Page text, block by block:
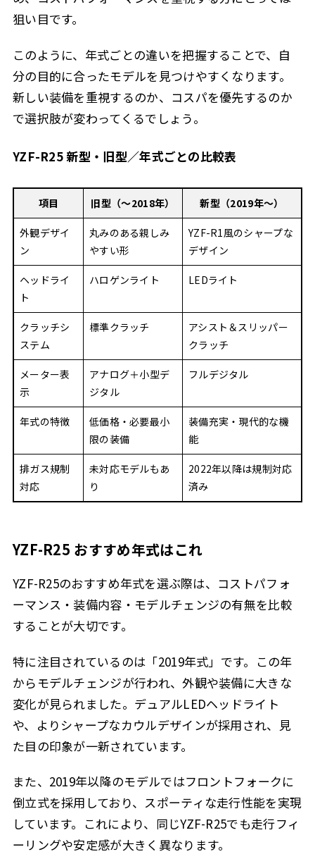
狙い目です。
このように、年式ごとの違いを把握することで、自
分の目的に合ったモデルを見つけやすくなります。
新しい装備を重視するのか、コスパを優先するのか
で選択肢が変わってくるでしょう。
YZF-R25 新型・旧型／年式ごとの比較表
項目 旧型（〜2018年） 新型（2019年〜）
外観デザイ
ン
丸みのある親しみ
やすい形
YZF-R1風のシャープな
デザイン
ヘッドライ
ト
ハロゲンライト LEDライト
クラッチシ
ステム
標準クラッチ
アシスト＆スリッパー
クラッチ
メーター表
示
アナログ＋小型デ
ジタル
フルデジタル
年式の特徴
低価格・必要最小
限の装備
装備充実・現代的な機
能
排ガス規制
対応
未対応モデルもあ
り
2022年以降は規制対応
済み
YZF-R25 おすすめ年式はこれ
YZF-R25のおすすめ年式を選ぶ際は、コストパフォ
ーマンス・装備内容・モデルチェンジの有無を比較
することが大切です。
特に注目されているのは「2019年式」です。この年
からモデルチェンジが行われ、外観や装備に大きな
変化が見られました。デュアルLEDヘッドライト
や、よりシャープなカウルデザインが採用され、見
た目の印象が一新されています。
また、2019年以降のモデルではフロントフォークに
倒立式を採用しており、スポーティな走行性能を実現
しています。これにより、同じYZF-R25でも走行フィ
ーリングや安定感が大きく異なります。